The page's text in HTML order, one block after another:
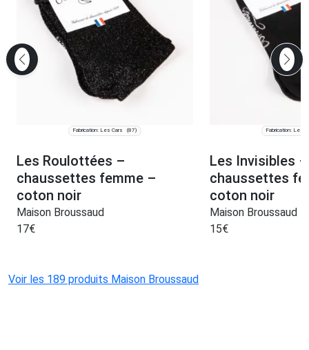
Fabrication: Les Cars (87)
Les Roulottées –
chaussettes femme –
coton noir
Maison Broussaud
17€
Fabrication: Les
Les Invisibles –
chaussettes
coton noir
Maison Broussaud
15€
Voir les 189 produits Maison Broussaud